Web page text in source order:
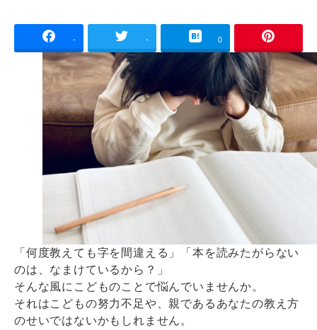
- - 0
「何度教えても字を間違える」「本を読みたがらない
のは、なまけているから？」
そんな風にこどものことで悩んでいませんか。
それはこどもの努力不足や、親であるあなたの教え方
のせいではないかもしれません。